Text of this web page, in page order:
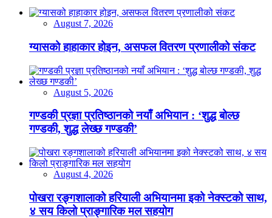
August 7, 2026
ग्यासको हाहाकार होइन, असफल वितरण प्रणालीको संकट
August 5, 2026
गण्डकी प्रज्ञा प्रतिष्ठानको नयाँ अभियान : ‘शुद्ध बोल्छ
गण्डकी, शुद्ध लेख्छ गण्डकी’
August 4, 2026
पोखरा रङ्गशालाको हरियाली अभियानमा इको नेक्स्टको साथ,
४ सय किलो प्राङ्गारिक मल सहयोग